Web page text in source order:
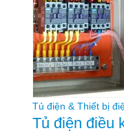
Tủ điện & Thiết bị
Tủ điện điều